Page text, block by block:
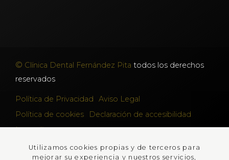
© Clínica Dental Fernández Pita todos los derechos
reservados
Política de Privacidad
Aviso Legal
Política de cookies
Declaración de accesibilidad
Lumedia
PROGRAMA KIT DIGITAL COFINANCIADO POR
Utilizamos cookies propias y de terceros para
mejorar su experiencia y nuestros servicios,